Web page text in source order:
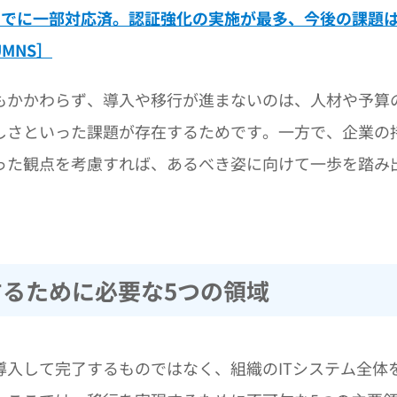
に一部対応済。認証強化の実施が最多、今後の課題
］
かわらず、導入や移行が進まないのは、人材や予算
といった課題が存在するためです。一方で、企業の
観点を考慮すれば、あるべき姿に向けて一歩を踏み
ために必要な5つの領域
して完了するものではなく、組織のITシステム全体